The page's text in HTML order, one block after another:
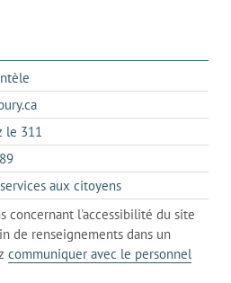
dans
un
nouvel
s'ouvre
dans
votre
de
messagerie
le 311
dans
un
client
de
votre
téléphone
s'ouvre
dans
un
client
de
votre
aux citoyenss'ouvre
dans
l'onglet
actuel
concernant l'accessibilité du site
de renseignements dans un
communiquer avec le personnel